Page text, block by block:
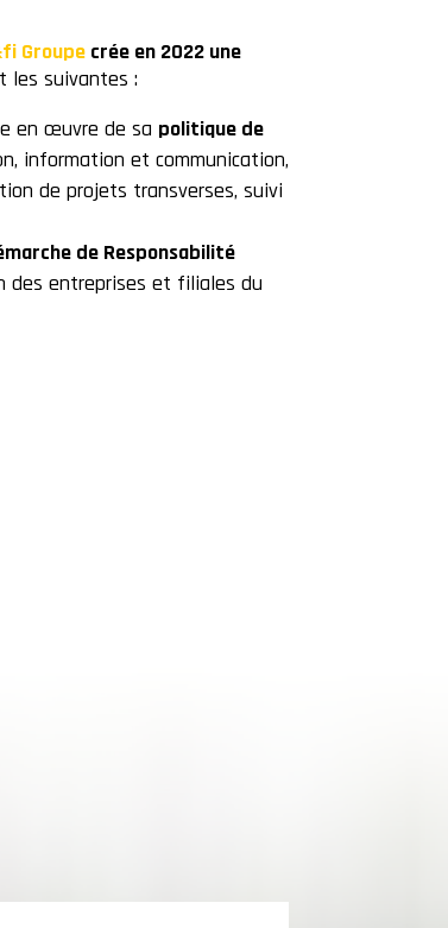
Groupecrée en 2022 une
les suivantes :
en œuvre de sa politique de
information et communication,
de projets transverses, suivi
de Responsabilité
des entreprises et filiales du